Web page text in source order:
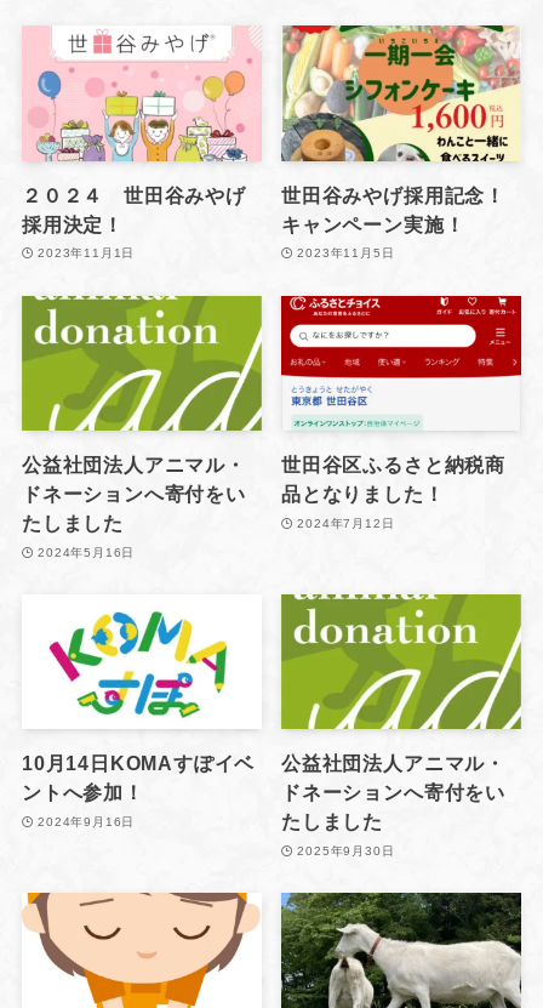
２０２４ 世田谷みやげ
採用決定！
2023年11月1日
世田谷みやげ採用記念！
キャンペーン実施！
2023年11月5日
公益社団法人アニマル・
ドネーションへ寄付をい
たしました
2024年5月16日
世田谷区ふるさと納税商
品となりました！
2024年7月12日
10月14日KOMAすぽイベ
ントへ参加！
2024年9月16日
公益社団法人アニマル・
ドネーションへ寄付をい
たしました
2025年9月30日